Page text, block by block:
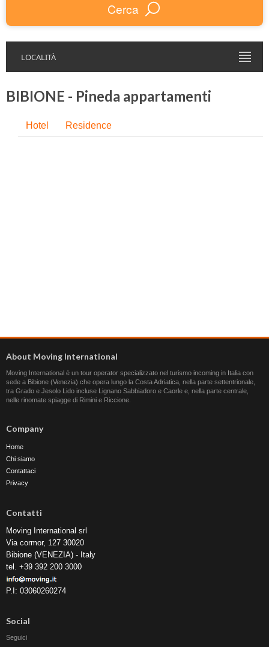
Cerca
LOCALITÀ
BIBIONE - Pineda appartamenti
Hotel Residence
About Moving International
Moving International è un tour operator specializzato nel turismo incoming in Italia con
sede a Bibione (Venezia) che opera lungo la Costa Adriatica, nella parte settentrionale,
tra Grado e Jesolo Lido incluse Lignano Sabbiadoro e Caorle e, nella parte centrale,
nelle rinomate spiagge di Rimini e Riccione.
Company
Home
Chi siamo
Contattaci
Privacy
Contatti
Moving International srl
Via cormor, 127 30020
Bibione (VENEZIA) - Italy
tel. +39 392 200 3000
P.I: 03060260274
Social
Seguici